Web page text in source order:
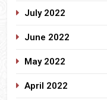
July 2022
June 2022
May 2022
April 2022